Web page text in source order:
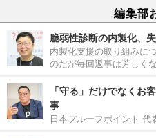
編集部
脆弱性診断の内製化、
内製化支援の取り組みに
のだが毎回返事は芳しく
「守る」だけでなくお
事
日本プルーフポイント